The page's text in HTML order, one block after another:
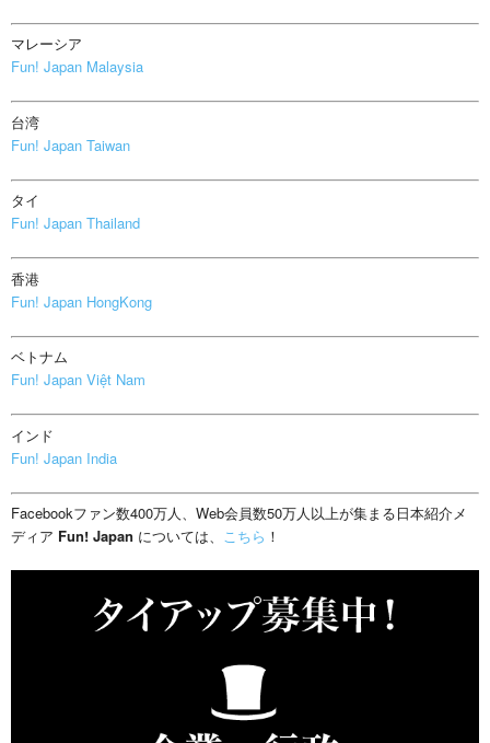
マレーシア
Fun! Japan Malaysia
台湾
Fun! Japan Taiwan
タイ
Fun! Japan Thailand
香港
Fun! Japan HongKong
ベトナム
Fun! Japan Việt Nam
インド
Fun! Japan India
Facebookファン数400万人、Web会員数50万人以上が集まる日本紹介メ
ディア Fun! Japan については、 こちら ！